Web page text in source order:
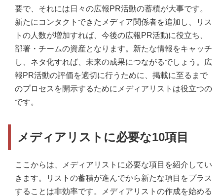
要で、それには日々の広報PR活動の蓄積が大事です。
新たにコンタクトできたメディア関係者を追加し、リス
トの人数が増加すれば、今後の広報PR活動に役立ち、
部署・チームの資産となります。新たな情報をキャッチ
し、ネタ化すれば、未来の成果につながるでしょう。広
報PR活動の評価を適切に行うために、掲載に至るまで
のプロセスを開示するためにメディアリストは役立つの
です。
メディアリストに必要な10項目
ここからは、メディアリストに必要な項目を紹介してい
きます。リストの蓄積が進んでから新たな項目をプラス
することは非効率です。メディアリストの作成を始める